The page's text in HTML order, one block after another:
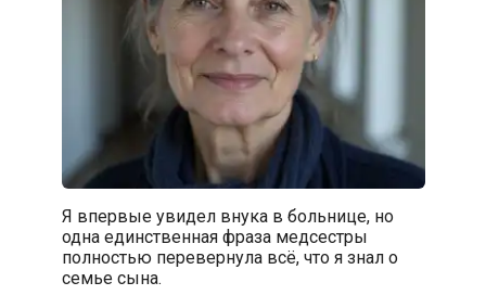
Я впервые увидел внука в больнице, но
одна единственная фраза медсестры
полностью перевернула всё, что я знал о
семье сына.